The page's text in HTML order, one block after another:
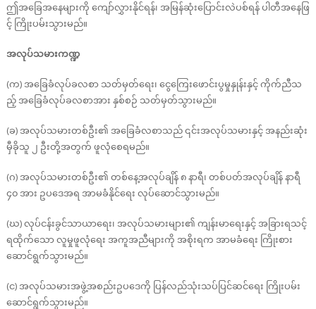
ဤအခြေအနေများကို ကျော်လွှားနိုင်ရန်၊ အမြန်ဆုံးပြောင်းလဲပစ်ရန် ပါတီအနေဖြ
င့် ကြိုးပမ်းသွားမည်။
အလုပ်သမားကဏ္ဍ
(က) အခြေခံလုပ်ခလစာ သတ်မှတ်ရေး၊ ငွေကြေးဖောင်းပွမှုနှုန်းနှင့် ကိုက်ညီသ
ည့် အခြေခံလုပ်ခလစာအား နှစ်စဉ် သတ်မှတ်သွားမည်။
(ခ) အလုပ်သမားတစ်ဦး၏ အခြေခံလစာသည် ၎င်းအလုပ်သမားနှင့် အနည်းဆုံး
မှီခိုသူ ၂ ဦးတို့အတွက် ဖူလုံစေရမည်။
(ဂ) အလုပ်သမားတစ်ဦး၏ တစ်နေ့အလုပ်ချိန် ၈ နာရီ၊ တစ်ပတ်အလုပ်ချိန် နာရီ
၄၀ အား ဥပဒေအရ အာမခံနိုင်ရေး လုပ်ဆောင်သွားမည်။
(ဃ) လုပ်ငန်းခွင်သာယာရေး၊ အလုပ်သမားများ၏ ကျန်းမာရေးနှင့် အခြားရသင့်
ရထိုက်သော လူမှုဖူလုံရေး အကူအညီများကို အစိုးရက အာမခံရေး ကြိုးစား
ဆောင်ရွက်သွားမည်။
(င) အလုပ်သမားအဖွဲ့အစည်းဥပဒေကို ပြန်လည်သုံးသပ်ပြင်ဆင်ရေး ကြိုးပမ်း
ဆောင်ရွက်သွားမည်။